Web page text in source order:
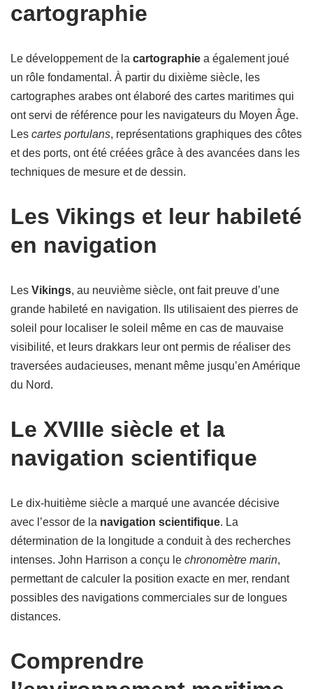
cartographie
Le développement de la cartographie a également joué
un rôle fondamental. À partir du dixième siècle, les
cartographes arabes ont élaboré des cartes maritimes qui
ont servi de référence pour les navigateurs du Moyen Âge.
Les cartes portulans, représentations graphiques des côtes
et des ports, ont été créées grâce à des avancées dans les
techniques de mesure et de dessin.
Les Vikings et leur habileté
en navigation
Les Vikings, au neuvième siècle, ont fait preuve d’une
grande habileté en navigation. Ils utilisaient des pierres de
soleil pour localiser le soleil même en cas de mauvaise
visibilité, et leurs drakkars leur ont permis de réaliser des
traversées audacieuses, menant même jusqu’en Amérique
du Nord.
Le XVIIIe siècle et la
navigation scientifique
Le dix-huitième siècle a marqué une avancée décisive
avec l’essor de la navigation scientifique. La
détermination de la longitude a conduit à des recherches
intenses. John Harrison a conçu le chronomètre marin,
permettant de calculer la position exacte en mer, rendant
possibles des navigations commerciales sur de longues
distances.
Comprendre